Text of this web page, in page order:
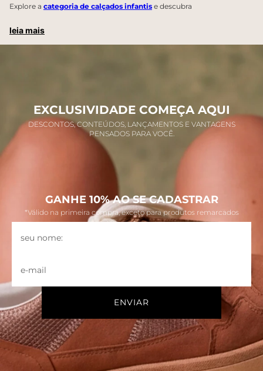
Explore a categoria de calçados infantis e descubra
leia mais
EXCLUSIVIDADE COMEÇA AQUI
DESCONTOS, CONTEÚDOS, LANÇAMENTOS E VANTAGENS
PENSADOS PARA VOCÊ.
GANHE 10% AO SE CADASTRAR
*Válido na primeira compra, exceto para produtos remarcados